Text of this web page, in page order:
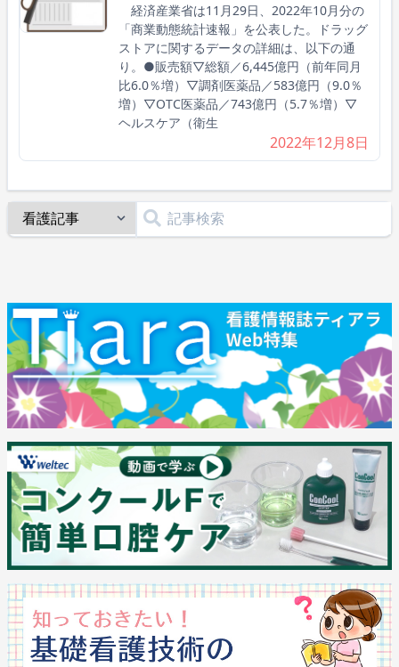
経済産業省は11月29日、2022年10月分の
「商業動態統計速報」を公表した。ドラッグ
ストアに関するデータの詳細は、以下の通
り。●販売額▽総額／6,445億円（前年同月
比6.0％増）▽調剤医薬品／583億円（9.0％
増）▽OTC医薬品／743億円（5.7％増）▽
ヘルスケア（衛生
2022年12月8日